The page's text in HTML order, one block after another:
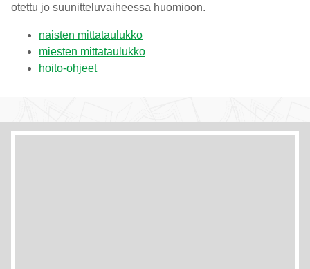
otettu jo suunitteluvaiheessa huomioon.
naisten mittataulukko
miesten mittataulukko
hoito-ohjeet